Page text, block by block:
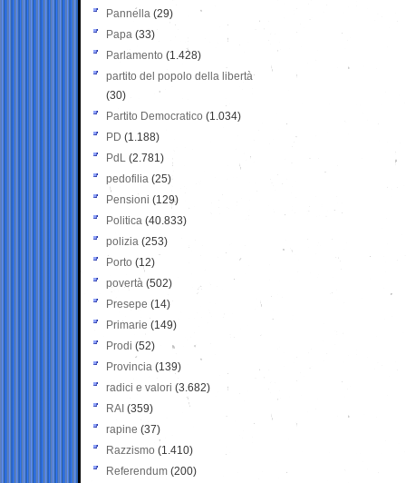
Pannella (29)
Papa (33)
Parlamento (1.428)
partito del popolo della libertà
(30)
Partito Democratico (1.034)
PD (1.188)
PdL (2.781)
pedofilia (25)
Pensioni (129)
Politica (40.833)
polizia (253)
Porto (12)
povertà (502)
Presepe (14)
Primarie (149)
Prodi (52)
Provincia (139)
radici e valori (3.682)
RAI (359)
rapine (37)
Razzismo (1.410)
Referendum (200)